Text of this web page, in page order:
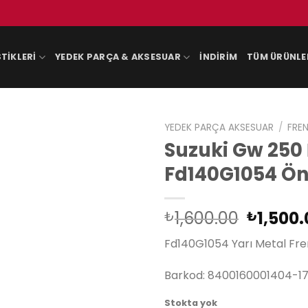
YEDEK PARÇA & AKSESUAR İNDIRIM TÜM
YEDEK PARÇA AKSESUAR /
Suzuki Gw
Fd140G1054
₺1,600.00 Orijinal
fiyat:
₺
Fd140G1054 Yarı Metal
Barkod: 8400160001404-17
Stokta yok